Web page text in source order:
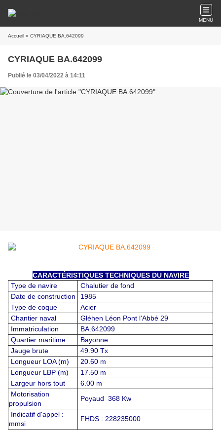
MENU
Accueil » CYRIAQUE BA.642099
CYRIAQUE BA.642099
Publié le 03/04/2022 à 14:11
CARACTÉRISTIQUES TECHNIQUES DU NAVIRE
Type de navire
Chalutier de fond
Date de construction
1985
Type de coque
Acier
Chantier naval
Gléhen Léon Pont l'Abbé 29
Immatriculation
BA.642099
Quartier maritime
Bayonne
Jauge brute
49.90 Tx
Longueur LOA (m)
20.60 m
Longueur LBP (m)
17.50 m
Largeur hors tout
6.00 m
Motorisation
propulsion
Poyaud 368 Kw
Indicatif d'appel :
mmsi
FHDS : 228235000